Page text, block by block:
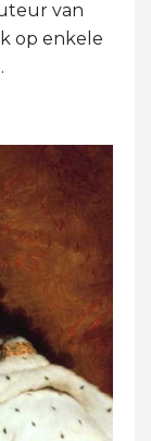
van
op enkele